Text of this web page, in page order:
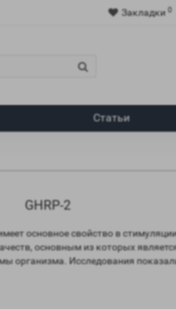
Закладки 0
Статьи
GHRP-2
основное свойство в
основным из которых
организма. Исследования